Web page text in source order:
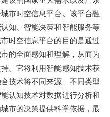
市时空信息平台。该平台融
知、智能决策和智能服务等
时空信息平台的目的是通过
的全面感知和理解，从而为
。它将利用智能感知技术获
技术将不同来源、不同类型
认知技术对数据进行分析和
市的决策提供科学依据，最